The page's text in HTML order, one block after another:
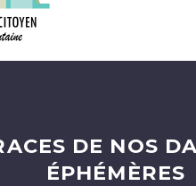
DE NOS
ÉPHÉMÈRES